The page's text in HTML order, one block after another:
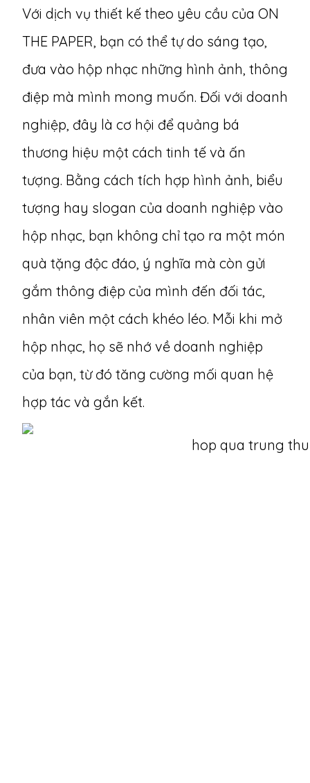
Với dịch vụ thiết kế theo yêu cầu của ON
THE PAPER, bạn có thể tự do sáng tạo,
đưa vào hộp nhạc những hình ảnh, thông
điệp mà mình mong muốn. Đối với doanh
nghiệp, đây là cơ hội để quảng bá
thương hiệu một cách tinh tế và ấn
tượng. Bằng cách tích hợp hình ảnh, biểu
tượng hay slogan của doanh nghiệp vào
hộp nhạc, bạn không chỉ tạo ra một món
quà tặng độc đáo, ý nghĩa mà còn gửi
gắm thông điệp của mình đến đối tác,
nhân viên một cách khéo léo. Mỗi khi mở
hộp nhạc, họ sẽ nhớ về doanh nghiệp
của bạn, từ đó tăng cường mối quan hệ
hợp tác và gắn kết.